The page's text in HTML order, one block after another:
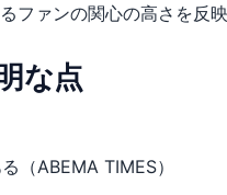
ファンの関心の高さを反
な点
（ABEMA TIMES）